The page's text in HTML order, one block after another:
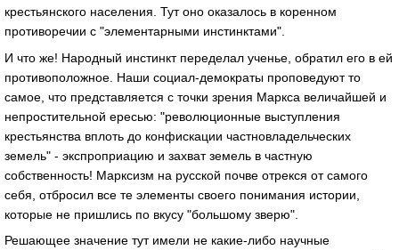
крестьянского населения. Тут оно оказалось в коренном
противоречии с "элементарными инстинктами".
И что же! Народный инстинкт переделал ученье, обратил его в ей
противоположное. Наши социал-демократы проповедуют то
самое, что представляется с точки зрения Маркса величайшей и
непростительной ересью: "революционные выступления
крестьянства вплоть до конфискации частновладельческих
земель" - экспроприацию и захват земель в частную
собственность! Марксизм на русской почве отрекся от самого
себя, отбросил все те элементы своего понимания истории,
которые не пришлись по вкусу "большому зверю".
Решающее значение тут имели не какие-либо научные